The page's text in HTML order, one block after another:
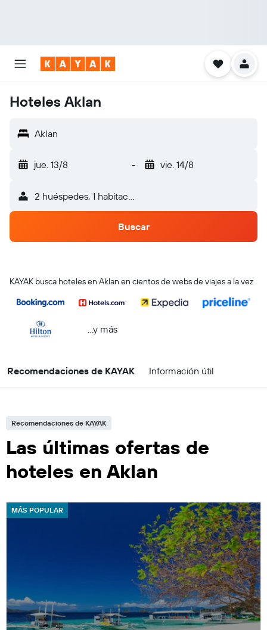
Hoteles Aklan
Aklan
jue. 13/8 - vie. 14/8
2 huéspedes, 1 habitación
Buscar
KAYAK busca hoteles en Aklan en cientos de webs de viajes a la vez
...y más
Recomendaciones de KAYAK Información útil
Recomendaciones de KAYAK
Las últimas ofertas de
hoteles en Aklan
MÁS POPULAR